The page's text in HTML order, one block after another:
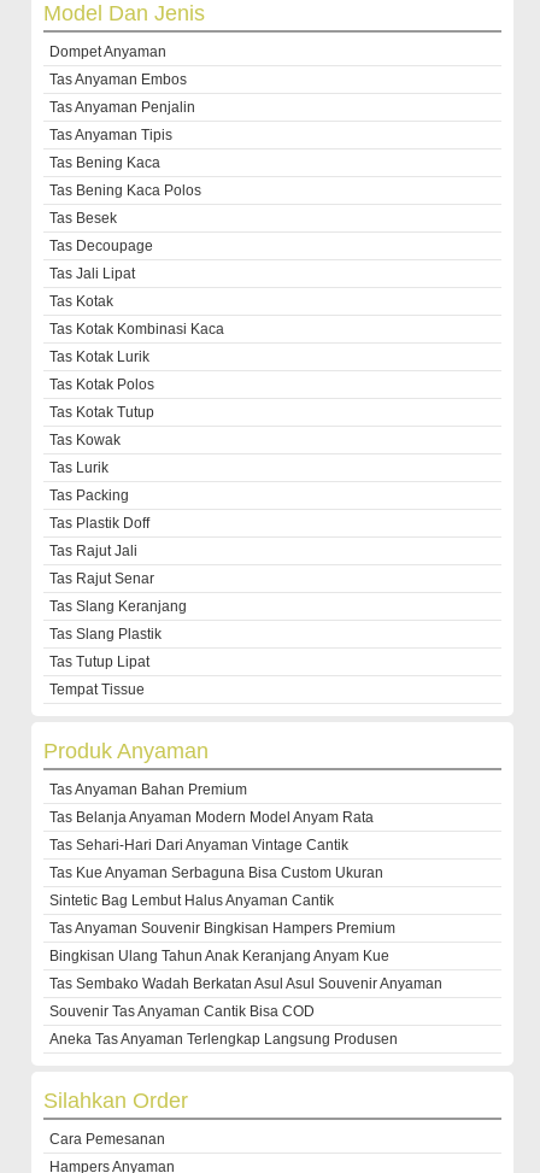
Model Dan Jenis
Dompet Anyaman
Tas Anyaman Embos
Tas Anyaman Penjalin
Tas Anyaman Tipis
Tas Bening Kaca
Tas Bening Kaca Polos
Tas Besek
Tas Decoupage
Tas Jali Lipat
Tas Kotak
Tas Kotak Kombinasi Kaca
Tas Kotak Lurik
Tas Kotak Polos
Tas Kotak Tutup
Tas Kowak
Tas Lurik
Tas Packing
Tas Plastik Doff
Tas Rajut Jali
Tas Rajut Senar
Tas Slang Keranjang
Tas Slang Plastik
Tas Tutup Lipat
Tempat Tissue
Produk Anyaman
Tas Anyaman Bahan Premium
Tas Belanja Anyaman Modern Model Anyam Rata
Tas Sehari-Hari Dari Anyaman Vintage Cantik
Tas Kue Anyaman Serbaguna Bisa Custom Ukuran
Sintetic Bag Lembut Halus Anyaman Cantik
Tas Anyaman Souvenir Bingkisan Hampers Premium
Bingkisan Ulang Tahun Anak Keranjang Anyam Kue
Tas Sembako Wadah Berkatan Asul Asul Souvenir Anyaman
Souvenir Tas Anyaman Cantik Bisa COD
Aneka Tas Anyaman Terlengkap Langsung Produsen
Silahkan Order
Cara Pemesanan
Hampers Anyaman